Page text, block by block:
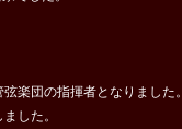
楽団の指揮者となりました。
した。